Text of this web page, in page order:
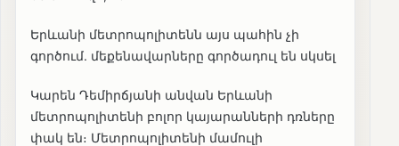
Երևանի մետրոպոլիտենն այս պահին չի
գործում. մեքենավարները գործադուլ են սկսել
Կարեն Դեմիրճյանի անվան Երևանի
մետրոպոլիտենի բոլոր կայարանների դռները
փակ են։ Մետրոպոլիտենի մամուլի